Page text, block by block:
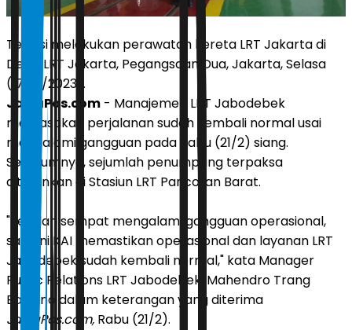
Teknisi melakukan perawatan kereta LRT Jakarta di
Depo LRT Jakarta, Pegangsaan Dua, Jakarta, Selasa
(17/10/2023).
JawaPos.com - Manajemen LRT Jabodebek
memastikan perjalanan sudah kembali normal usai
mengalami gangguan pada Rabu (21/2) siang.
Sebelumnya, sejumlah penumpang terpaksa
diturunkan di Stasiun LRT Pancoran Barat.
"Setelah sempat mengalami gangguan operasional,
saat ini KAI memastikan operasional dan layanan LRT
Jabodebek sudah kembali normal," kata Manager
Public Relations LRT Jabodebek, Mahendro Trang
Bawono dalam keterangan yang diterima
JawaPos.com, Rabu (21/2).